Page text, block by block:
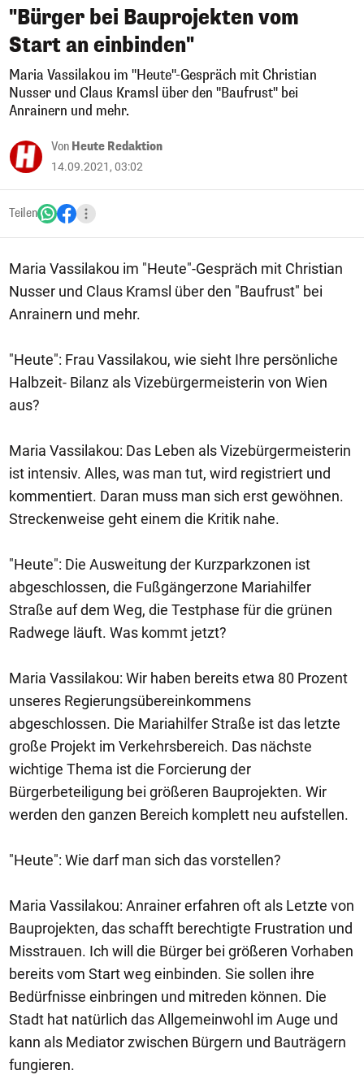
"Bürger bei Bauprojekten vom
Start an einbinden"
Maria Vassilakou im "Heute"-Gespräch mit Christian
Nusser und Claus Kramsl über den "Baufrust" bei
Anrainern und mehr.
Von Heute Redaktion
14.09.2021, 03:02
Teilen
Maria Vassilakou im "Heute"-Gespräch mit Christian
Nusser und Claus Kramsl über den "Baufrust" bei
Anrainern und mehr.
"Heute": Frau Vassilakou, wie sieht Ihre persönliche
Halbzeit- Bilanz als Vizebürgermeisterin von Wien
aus?
Maria Vassilakou: Das Leben als Vizebürgermeisterin
ist intensiv. Alles, was man tut, wird registriert und
kommentiert. Daran muss man sich erst gewöhnen.
Streckenweise geht einem die Kritik nahe.
"Heute": Die Ausweitung der Kurzparkzonen ist
abgeschlossen, die Fußgängerzone Mariahilfer
Straße auf dem Weg, die Testphase für die grünen
Radwege läuft. Was kommt jetzt?
Maria Vassilakou: Wir haben bereits etwa 80 Prozent
unseres Regierungsübereinkommens
abgeschlossen. Die Mariahilfer Straße ist das letzte
große Projekt im Verkehrsbereich. Das nächste
wichtige Thema ist die Forcierung der
Bürgerbeteiligung bei größeren Bauprojekten. Wir
werden den ganzen Bereich komplett neu aufstellen.
"Heute": Wie darf man sich das vorstellen?
Maria Vassilakou: Anrainer erfahren oft als Letzte von
Bauprojekten, das schafft berechtigte Frustration und
Misstrauen. Ich will die Bürger bei größeren Vorhaben
bereits vom Start weg einbinden. Sie sollen ihre
Bedürfnisse einbringen und mitreden können. Die
Stadt hat natürlich das Allgemeinwohl im Auge und
kann als Mediator zwischen Bürgern und Bauträgern
fungieren.